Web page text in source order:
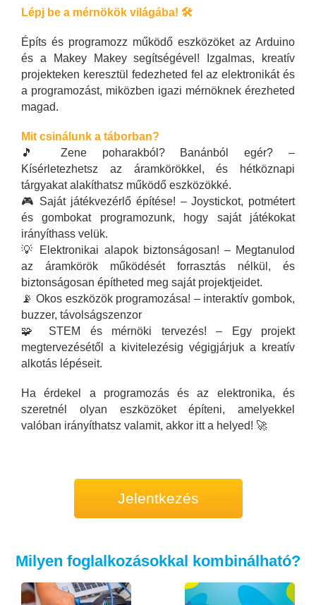
Lépj be a mérnökök világába! 🛠️
Építs és programozz működő eszközöket az Arduino
és a Makey Makey segítségével! Izgalmas, kreatív
projekteken keresztül fedezheted fel az elektronikát és
a programozást, miközben igazi mérnöknek érezheted
magad.
Mit csinálunk a táborban?
🎵 Zene poharakból? Banánból egér? –
Kísérletezhetsz az áramkörökkel, és hétköznapi
tárgyakat alakíthatsz működő eszközökké.
🎮 Saját játékvezérlő építése! – Joystickot, potmétert
és gombokat programozunk, hogy saját játékokat
irányíthass velük.
💡 Elektronikai alapok biztonságosan! – Megtanulod
az áramkörök működését forrasztás nélkül, és
biztonságosan építheted meg saját projektjeidet.
📡 Okos eszközök programozása! – interaktív gombok,
buzzer, távolságszenzor
🧩 STEM és mérnöki tervezés! – Egy projekt
megtervezésétől a kivitelezésig végigjárjuk a kreatív
alkotás lépéseit.
Ha érdekel a programozás és az elektronika, és
szeretnél olyan eszközöket építeni, amelyekkel
valóban irányíthatsz valamit, akkor itt a helyed! 🚀
Jelentkezés
Milyen foglalkozásokkal kombinálható?